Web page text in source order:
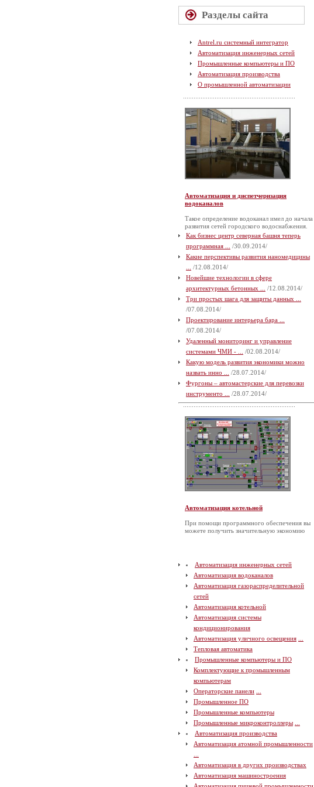
Разделы сайта
Antrel.ru системный интегратор
Автоматизация инженерных сетей
Промышленные компьютеры и ПО
Автоматизация производства
О промышленной автоматизации
Автоматизация и диспетчеризация
водоканалов
Такое определение водоканал имел до начала
развития сетей городского водоснабжения.
Как бизнес центр северная башня теперь
программная ...
/30.09.2014/
Какие перспективы развития наномедицины
/12.08.2014/
Новейшие технологии в сфере
архитектурных бетонных ...
/12.08.2014/
Три простых шага для защиты данных ...
/07.08.2014/
Проектирование интерьера бара ...
/07.08.2014/
Удаленный мониторинг и управление
системами ЧМИ - ...
/02.08.2014/
Какую модель развития экономики можно
назвать инно ...
/28.07.2014/
Фургоны – автомастерские для перевозки
инструменто ...
/28.07.2014/
Автоматизация котельной
При помощи программного обеспечения вы
можете получить значительную экономию
Автоматизация инженерных сетей
Автоматизация водоканалов
Автоматизация газораспределительной
сетей
Автоматизация котельной
Автоматизация системы
кондиционирования
Автоматизация уличного освещения
Тепловая автоматика
Промышленные компьютеры и ПО
Комплектующие к промышленным
компьютерам
Операторские панели
Промышленное ПО
Промышленные компьютеры
Промышленные микроконтроллеры
Автоматизация производства
Автоматизация атомной промышленности
Автоматизация в других производствах
Автоматизация машиностроения